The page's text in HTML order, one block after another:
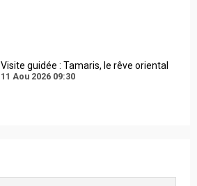
Visite guidée : Tamaris, le rêve oriental
11 Aou 2026 09:30